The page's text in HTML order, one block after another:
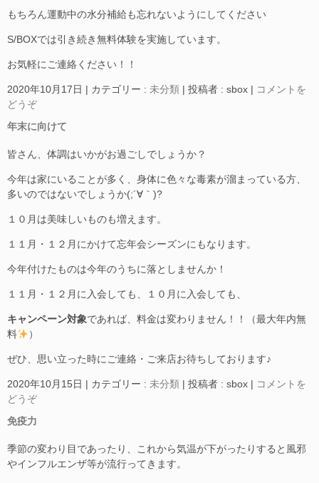
もちろん運動中の水分補給も忘れないようにしてください
S/BOXでは引き続き無料体験を実施しています。
お気軽にご連絡ください！！
2020年10月17日 | カテゴリー : 未分類 | 投稿者 : sbox | コメントを
どうぞ
年末に向けて
皆さん、体調はいかがお過ごしでしょうか？
今年は家にいることが多く、身体に色々な毒素が溜まっている方、
多いのではないでしょうか(;´∀｀)?
１０月は美味しいものも増えます。
１１月・１２月にかけて忘年会シーズンにもなります。
今年付けたものは今年のうちに落としませんか！
１１月・１２月に入会しても、１０月に入会しても、
キャンペーン対象であれば、料金は変わりません！！（最大年内無
料
）
ぜひ、思い立った時にご連絡・ご来店お待ちしております♪
2020年10月15日 | カテゴリー : 未分類 | 投稿者 : sbox | コメントを
どうぞ
免疫力
季節の変わり目であったり、これから気温が下がったりすると風邪
やインフルエンザ等が流行ってきます。